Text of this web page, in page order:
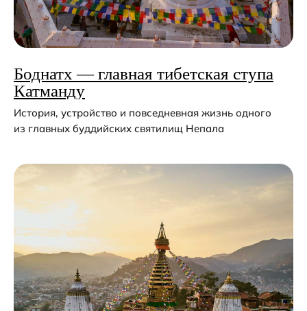
Боднатх — главная тибетская ступа
Катманду
История, устройство и повседневная жизнь одного
из главных буддийских святилищ Непала